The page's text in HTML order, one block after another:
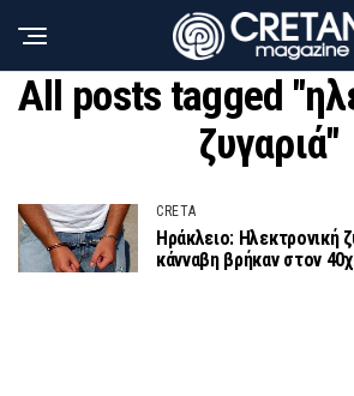
All posts tagged
ζυγαριά"
CRETA
Ηράκλειο: Ηλεκτρονική
κάνναβη βρήκαν στον